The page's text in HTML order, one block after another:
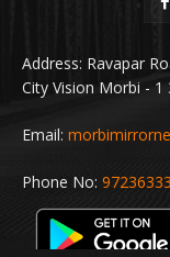
Address: Ravapar
City Vision Morbi - 1
Email:
Phone No: